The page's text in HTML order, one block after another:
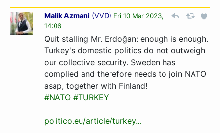
Malik Azmani (VVD) Fri 10 Mar 2023,
14:06
Quit stalling Mr. Erdoğan: enough is enough.
Turkey's domestic politics do not outweigh
our collective security. Sweden has
complied and therefore needs to join NATO
asap, together with Finland!
#NATO #TURKEY
politico.eu/article/turkey…